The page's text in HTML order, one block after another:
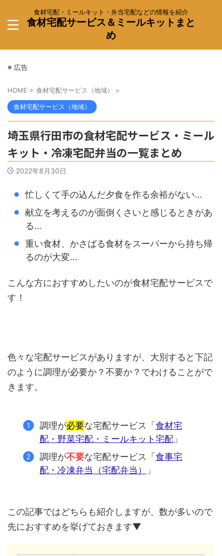
食材宅配・ミールキット・弁当宅配などの情報を紹介
食材宅配サービス＆ミールキットまと
め
※ 広告
HOME > 食材宅配サービス（地域） >
食材宅配サービス（地域）
埼玉県行田市の食材宅配サービス・ミール
キット・冷凍宅配弁当の一覧まとめ
2022年8月30日
忙しくて手の込んだ夕食を作る余裕がない…
献立を考えるのが面倒くさいと感じるときがあ
る…
重い食材、かさばる食材をスーパーから持ち帰
るのが大変…
こんな方におすすめしたいのが食材宅配サービスで
す！
色々な宅配サービスがありますが、大別すると下記
のように調理が必要か？不要か？でわけることがで
きます。
調理が必要な宅配サービス「食材宅
配・野菜宅配・ミールキット宅配」
調理が不要な宅配サービス「食事宅
配・冷凍弁当（宅配弁当）
」
この記事ではどちらも紹介しますが、数が多いので
先におすすめを挙げておきます▼